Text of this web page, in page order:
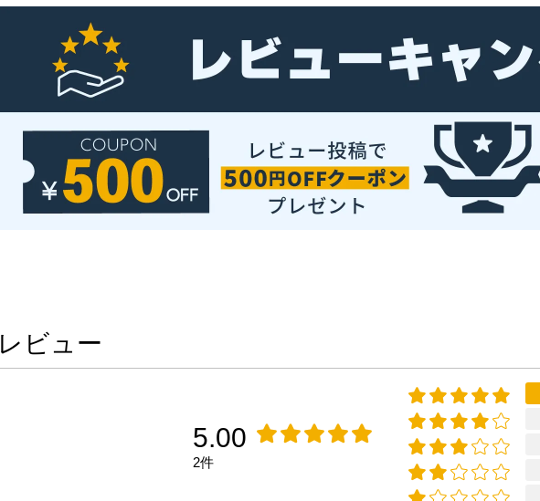
レビュー
5.00
2件